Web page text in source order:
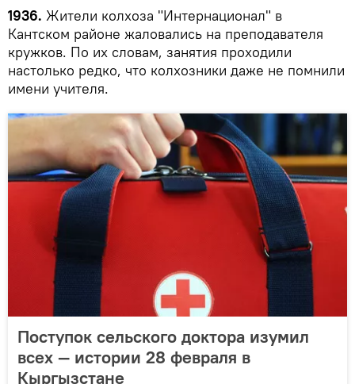
1936. Жители колхоза "Интернационал" в
Кантском районе жаловались на преподавателя
кружков. По их словам, занятия проходили
настолько редко, что колхозники даже не помнили
имени учителя.
Поступок сельского доктора изумил
всех — истории 28 февраля в
Кыргызстане